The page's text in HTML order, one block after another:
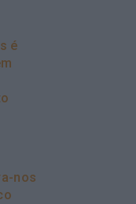
é
nos